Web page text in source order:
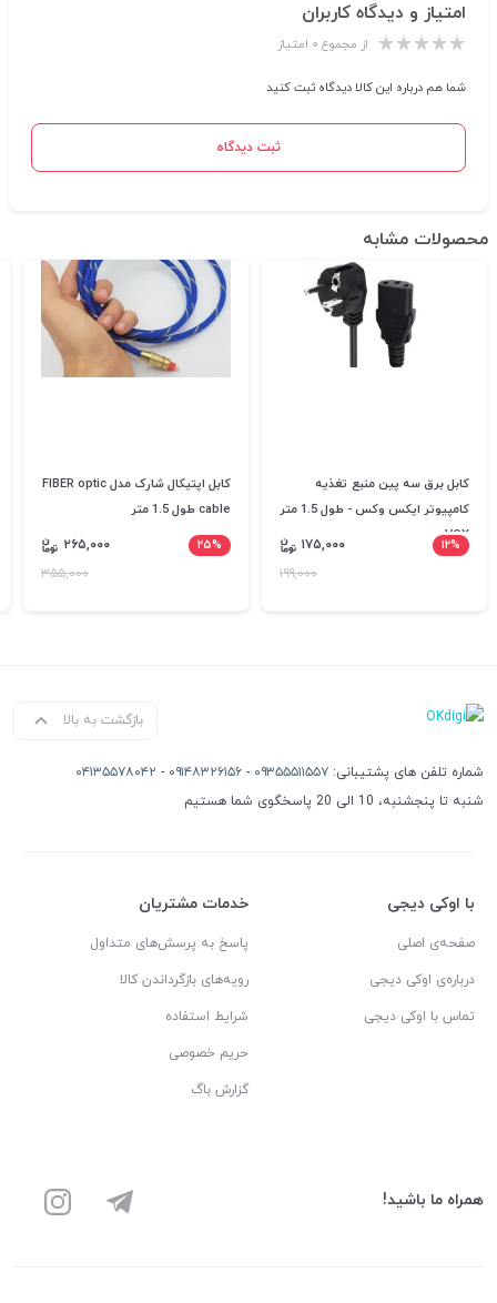
امتیاز و دیدگاه کاربران
از مجموع ۰ امتیاز
شما هم درباره این کالا دیدگاه ثبت کنید
ثبت دیدگاه
محصولات مشابه
کابل برق سه پین منبع تغذیه
کامپیوتر ایکس وکس - طول 1.5 متر
xVOX
۱۲%
۱۷۵,۰۰۰
۱۹۹,۰۰۰
کابل اپتیکال شارک مدل FIBER optic
cable طول 1.5 متر
۲۵%
۲۶۵,۰۰۰
۳۵۵,۰۰۰
بازگشت به بالا
شماره تلفن های پشتیبانی: ۰۹۳۵۵۵۱۱۵۵۷ - ۰۹۱۴۸۳۲۶۱۵۶ - ۰۴۱۳۵۵۷۸۰۴۲
شنبه تا پنجشنبه، 10 الی 20 پاسخگوی شما هستیم
با اوکی دیجی
صفحه‌ی اصلی
درباره‌ی اوکی دیجی
تماس با اوکی دیجی
خدمات مشتریان
پاسخ به پرسش‌های متداول
رویه‌های بازگرداندن کالا
شرایط استفاده
حریم خصوصی
گزارش باگ
همراه ما باشید!